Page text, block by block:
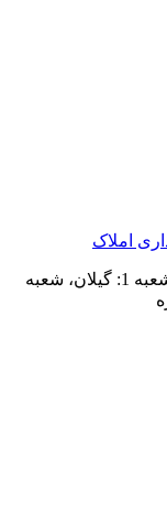
کاسپی لند برند معتبر سرمایه گذاری املاک (شعبه 1: گیلان، شعبه